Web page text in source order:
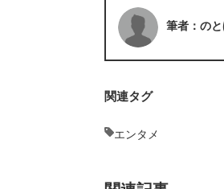
筆者：の
関連タグ
エンタメ